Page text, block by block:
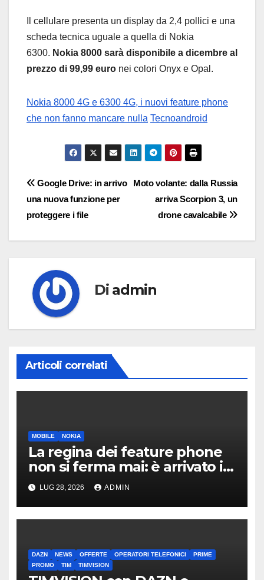
Il cellulare presenta un display da 2,4 pollici e una
scheda tecnica uguale a quella di Nokia
6300. Nokia 8000 sarà disponibile a dicembre al
prezzo di 99,99 euro nei colori Onyx e Opal.
Nokia 8000 4G e 6300 4G, i nuovi feature phone
che non fanno mancare nulla Tecnoandroid
Navigazione
articoli
Moto volante: dalla Russia
arriva Scorpion 3, un
drone cavalcabile
Google Drive: in arrivo
una nuova funzione per
proteggere i file
Di admin
Articoli correlati
MOBILE NOKIA
La regina dei feature phone
non si ferma mai: è arrivato il
nuovo Nokia 250 4G Smart
LUG 28, 2026 ADMIN
DAZN NEWS OFFERTE OPERATORI TELEFONICI
PRIME
PROMO
TIM TIMVISION